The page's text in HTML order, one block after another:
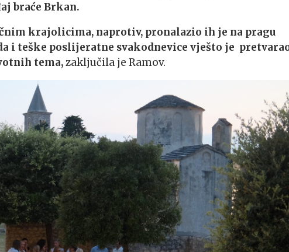
braće Brkan.
krajolicima, naprotiv, pronalazio ih je na pragu
i teške poslijeratne svakodnevice vješto je
tema,zaključila je Ramov.